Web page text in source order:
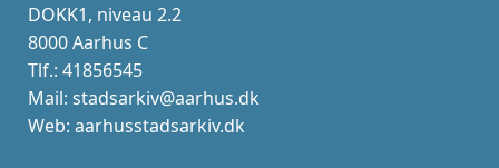
DOKK1, niveau 2.2
8000 Aarhus C
Tlf.: 41856545
Mail: stadsarkiv@aarhus.dk
Web: aarhusstadsarkiv.dk